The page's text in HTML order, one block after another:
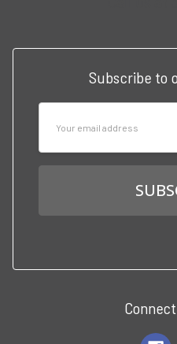
Subscribe to